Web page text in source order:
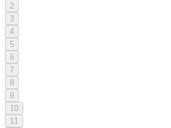
2
3
4
5
6
7
8
9
10
11